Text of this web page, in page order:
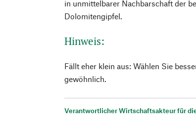
in unmittelbarer Nachbarschaft der
Dolomitengipfel.
Hinweis:
Fällt eher klein aus: Wählen Sie
gewöhnlich.
Verantwortlicher Wirtschaftsakteur für